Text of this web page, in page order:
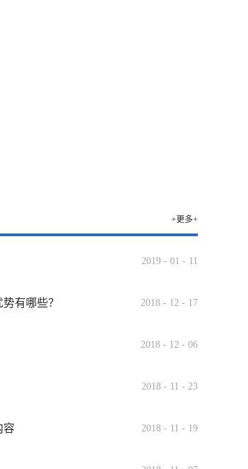
+更多+
2019 - 01 - 11
有哪些？ 2018 - 12 - 17
2018 - 12 - 06
2018 - 11 - 23
容 2018 - 11 - 19